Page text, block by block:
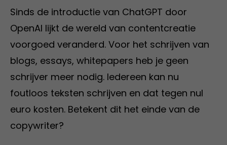
Sinds de introductie van ChatGPT door
OpenAI lijkt de wereld van contentcreatie
voorgoed veranderd. Voor het schrijven van
blogs, essays, whitepapers heb je geen
schrijver meer nodig. Iedereen kan nu
foutloos teksten schrijven en dat tegen nul
euro kosten. Betekent dit het einde van de
copywriter?